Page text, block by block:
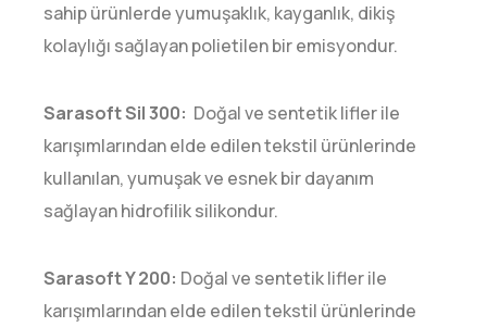
sahip ürünlerde yumuşaklık, kayganlık, dikiş
kolaylığı sağlayan polietilen bir emisyondur.
Sarasoft Sil 300: Doğal ve sentetik lifler ile
karışımlarından elde edilen tekstil ürünlerinde
kullanılan, yumuşak ve esnek bir dayanım
sağlayan hidrofilik silikondur.
Sarasoft Y 200: Doğal ve sentetik lifler ile
karışımlarından elde edilen tekstil ürünlerinde